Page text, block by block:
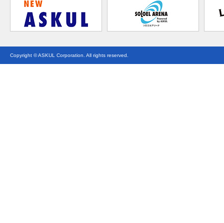
Copyright © ASKUL Corporation. All rights reserved.